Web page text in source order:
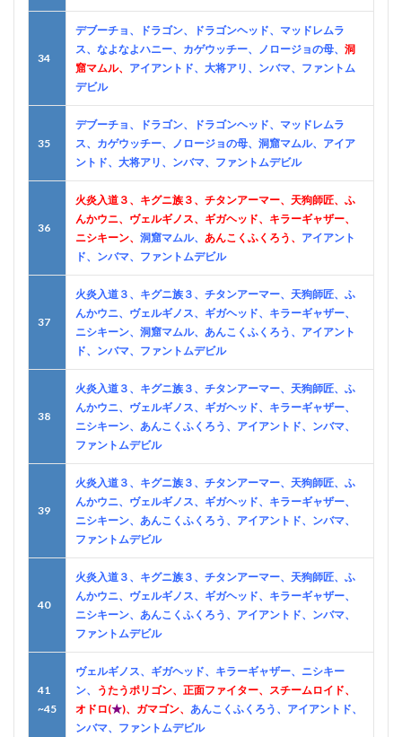
34
デブーチョ、ドラゴン、ドラゴンヘッド、マッドレムラ
ス、なよなよハニー、カゲウッチー、ノロージョの母、 洞
窟マムル、 アイアントド、大将アリ、ンバマ、ファントム
デビル
35
デブーチョ、ドラゴン、ドラゴンヘッド、マッドレムラ
ス、カゲウッチー、ノロージョの母、洞窟マムル、アイア
ントド、大将アリ、ンバマ、ファントムデビル
36
火炎入道３、キグニ族３、チタンアーマー、天狗師匠、ふ
んかウニ、ヴェルギノス、ギガヘッド、キラーギャザー、
ニシキーン、 洞窟マムル、 あんこくふくろう、 アイアント
ド、ンバマ、ファントムデビル
37
火炎入道３、キグニ族３、チタンアーマー、天狗師匠、ふ
んかウニ、ヴェルギノス、ギガヘッド、キラーギャザー、
ニシキーン、洞窟マムル、あんこくふくろう、アイアント
ド、ンバマ、ファントムデビル
38
火炎入道３、キグニ族３、チタンアーマー、天狗師匠、ふ
んかウニ、ヴェルギノス、ギガヘッド、キラーギャザー、
ニシキーン、あんこくふくろう、アイアントド、ンバマ、
ファントムデビル
39
火炎入道３、キグニ族３、チタンアーマー、天狗師匠、ふ
んかウニ、ヴェルギノス、ギガヘッド、キラーギャザー、
ニシキーン、あんこくふくろう、アイアントド、ンバマ、
ファントムデビル
40
火炎入道３、キグニ族３、チタンアーマー、天狗師匠、ふ
んかウニ、ヴェルギノス、ギガヘッド、キラーギャザー、
ニシキーン、あんこくふくろう、アイアントド、ンバマ、
ファントムデビル
41
~45
ヴェルギノス、ギガヘッド、キラーギャザー、ニシキー
ン、
うたうポリゴン、正面ファイター、スチームロイド、
オドロ(★)、ガマゴン、 あんこくふくろう、アイアントド、
ンバマ、ファントムデビル